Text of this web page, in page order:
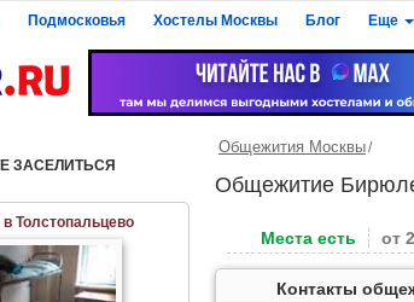
Подмосковья Хостелы Москвы Блог Еще
ЗАСЕЛИТЬСЯ
Толстопальцево
Общежития Москвы
Общежитие
Места есть от
Контакты